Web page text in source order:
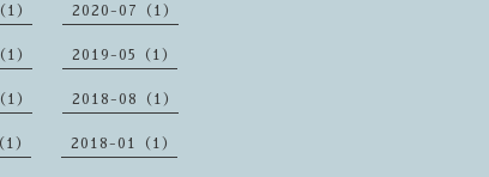
） 2020-07（1）
） 2019-05（1）
） 2018-08（1）
） 2018-01（1）